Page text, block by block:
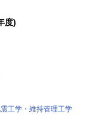
度)
工学・維持管理工学